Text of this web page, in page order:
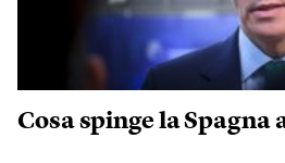
Cosa spinge la Spagna